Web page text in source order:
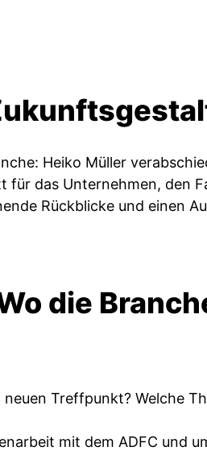
Heiko Müller
für das Unternehmen, den
Rückblicke und einen
die
Treffpunkt? Welche
mit dem ADFC und